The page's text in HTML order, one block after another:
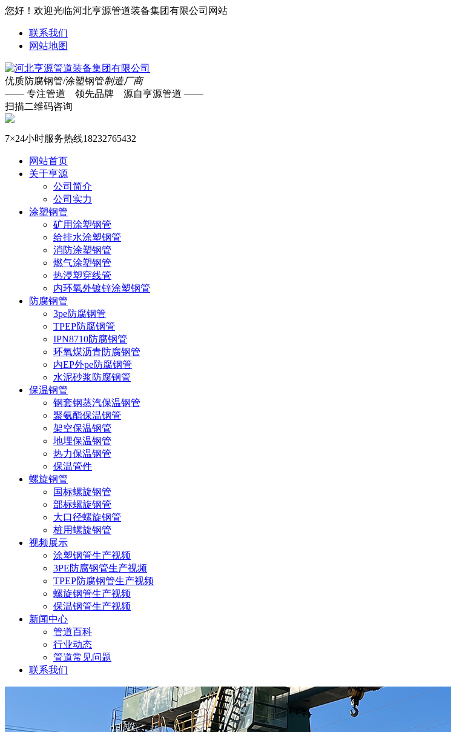
您好！欢迎光临河北亨源管道装备集团有限公司网站
联系我们
网站地图
优质防腐钢管/涂塑钢管制造厂商
—— 专注管道 领先品牌 源自亨源管道 ——
扫描二维码咨询
7×24小时服务热线18232765432
网站首页
关于亨源
公司简介
公司实力
涂塑钢管
矿用涂塑钢管
给排水涂塑钢管
消防涂塑钢管
燃气涂塑钢管
热浸塑穿线管
内环氧外镀锌涂塑钢管
防腐钢管
3pe防腐钢管
TPEP防腐钢管
IPN8710防腐钢管
环氧煤沥青防腐钢管
内EP外pe防腐钢管
水泥砂浆防腐钢管
保温钢管
钢套钢蒸汽保温钢管
聚氨酯保温钢管
架空保温钢管
地埋保温钢管
热力保温钢管
保温管件
螺旋钢管
国标螺旋钢管
部标螺旋钢管
大口径螺旋钢管
桩用螺旋钢管
视频展示
涂塑钢管生产视频
3PE防腐钢管生产视频
TPEP防腐钢管生产视频
螺旋钢管生产视频
保温钢管生产视频
新闻中心
管道百科
行业动态
管道常见问题
联系我们